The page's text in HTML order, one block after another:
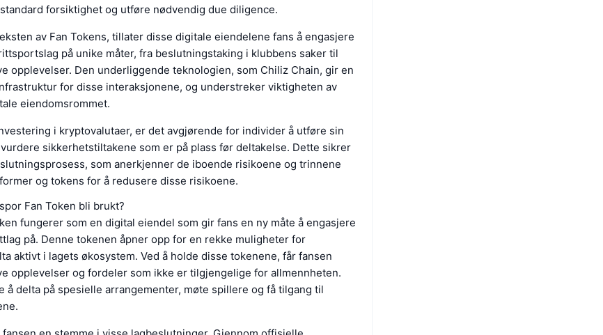
forsiktighet og utføre nødvendig due diligence.
av Fan Tokens, tillater disse digitale eiendelene fans å engasjere
på unike måter, fra beslutningstaking i klubbens saker til
opplevelser. Den underliggende teknologien, som Chiliz Chain, gir en
for disse interaksjonene, og understreker viktigheten av
eiendomsrommet.
i kryptovalutaer, er det avgjørende for individer å utføre sin
sikkerhetstiltakene som er på plass før deltakelse. Dette sikrer
som anerkjenner de iboende risikoene og trinnene
og tokens for å redusere disse risikoene.
Fan Token bli brukt?
fungerer som en digital eiendel som gir fans en ny måte å engasjere
på. Denne tokenen åpner opp for en rekke muligheter for
aktivt i lagets økosystem. Ved å holde disse tokenene, får fansen
opplevelser og fordeler som ikke er tilgjengelige for allmennheten.
å delta på spesielle arrangementer, møte spillere og få tilgang til